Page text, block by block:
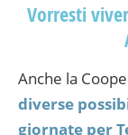
Vorresti
Anche la
diverse
giornate per